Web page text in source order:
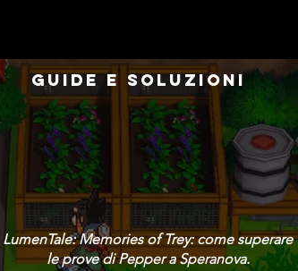
GUIDE E SOLUZIONI
LumenTale: Memories of Trey: come superare
le prove di Pepper a Speranova.